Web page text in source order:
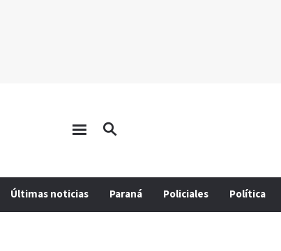
Últimas noticias Paraná Policiales Política